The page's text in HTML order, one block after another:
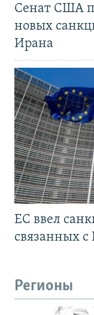
Сенат США
новых
Ирана
ЕС ввел
связанных
Регионы